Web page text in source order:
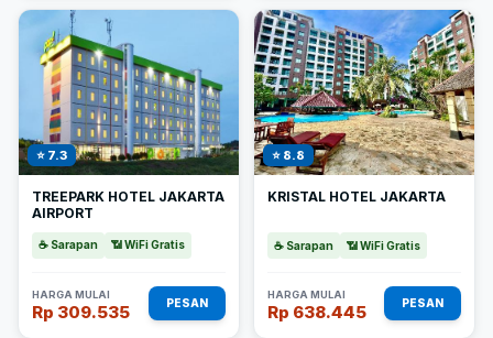
⭐ 7.3
TREEPARK HOTEL JAKARTA
AIRPORT
☕ Sarapan 📶 WiFi Gratis
HARGA MULAI
Rp 309.535 PESAN
⭐ 8.8
KRISTAL HOTEL JAKARTA
☕ Sarapan 📶 WiFi Gratis
HARGA MULAI
Rp 638.445 PESAN